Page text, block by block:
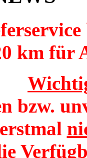
km für
bzw.
erstmal